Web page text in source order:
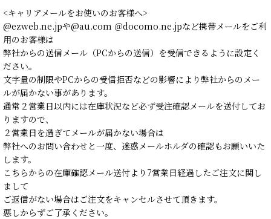
<キャリアメールをお使いのお客様へ>
@ezweb.ne.jpや@au.com ＠docomo.ne.jpなど携帯メールをご利
用のお客様は
弊社からの送信メール（PCからの送信）を受信できるように設定く
ださい。
文字量の制限やPCからの受信拒否などの影響により弊社からのメー
ルが届かない事があります。
通常２営業日以内には在庫状況など必ず受注確認メールを送付してお
りますので、
２営業日を過ぎてメールが届かない場合は
弊社へのお問い合わせと一度、迷惑メールホルダの確認もお願いいた
します。
こちらからの在庫確認メール送付より7営業日経過したご注文に関し
まして
ご返信がない場合はご注文をキャンセルさせて頂きます。
悪しからずご了承ください。